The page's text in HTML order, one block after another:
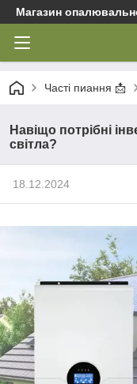
Магазин
Часті пиання 📩
Навіщо потрібні
світла?
18.12.2024